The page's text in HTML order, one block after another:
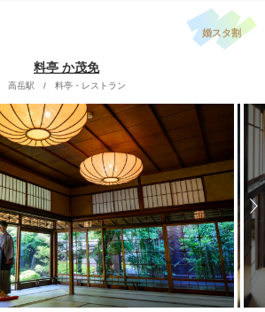
婚スタ割
料亭 か茂免
高岳駅 / 料亭・レストラン